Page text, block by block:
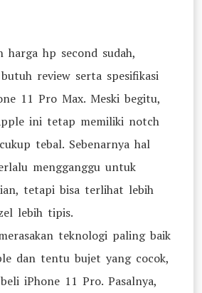
harga hp second sudah,
review serta spesifikasi
11 Pro Max. Meski begitu,
ini tetap memiliki notch
tebal. Sebenarnya hal
mengganggu untuk
tetapi bisa terlihat lebih
lebih tipis.
teknologi paling baik
dan tentu bujet yang cocok,
iPhone 11 Pro. Pasalnya,